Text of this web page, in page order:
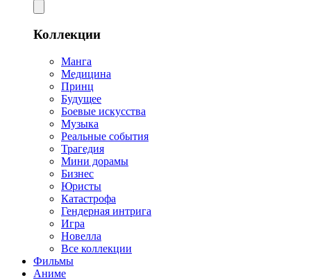
Коллекции
Манга
Медицина
Принц
Будущее
Боевые искусства
Музыка
Реальные события
Трагедия
Мини дорамы
Бизнес
Юристы
Катастрофа
Гендерная интрига
Игра
Новелла
Все коллекции
Фильмы
Аниме